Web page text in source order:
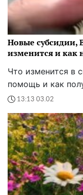
Новые субсидии,
изменится и
Что изменится в
помощь и как
13:13 03.02